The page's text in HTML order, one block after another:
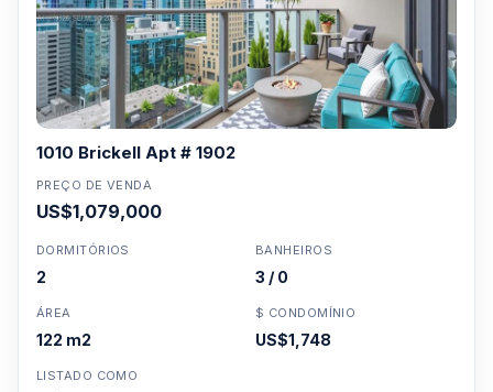
1010 Brickell Apt # 1902
PREÇO DE VENDA
US$1,079,000
DORMITÓRIOS
2
BANHEIROS
3 / 0
ÁREA
122 m2
$ CONDOMÍNIO
US$1,748
LISTADO COMO